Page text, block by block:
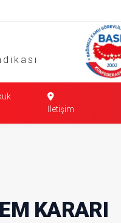
İletişim
KARARI